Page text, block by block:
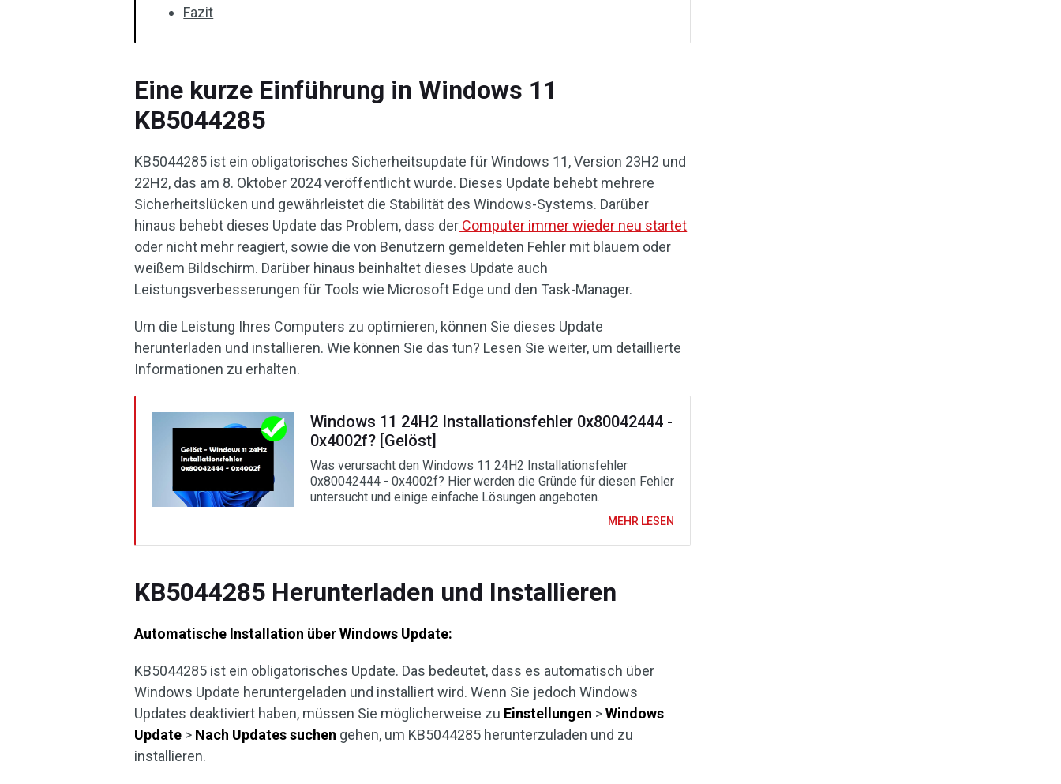
Fazit
Eine kurze Einführung in Windows 11
KB5044285
KB5044285 ist ein obligatorisches Sicherheitsupdate für Windows 11, Version 23H2 und
22H2, das am 8. Oktober 2024 veröffentlicht wurde. Dieses Update behebt mehrere
Sicherheitslücken und gewährleistet die Stabilität des Windows-Systems. Darüber
hinaus behebt dieses Update das Problem, dass der Computer immer wieder neu startet
oder nicht mehr reagiert, sowie die von Benutzern gemeldeten Fehler mit blauem oder
weißem Bildschirm. Darüber hinaus beinhaltet dieses Update auch
Leistungsverbesserungen für Tools wie Microsoft Edge und den Task-Manager.
Um die Leistung Ihres Computers zu optimieren, können Sie dieses Update
herunterladen und installieren. Wie können Sie das tun? Lesen Sie weiter, um detaillierte
Informationen zu erhalten.
Windows 11 24H2 Installationsfehler 0x80042444 -
0x4002f? [Gelöst]
Was verursacht den Windows 11 24H2 Installationsfehler
0x80042444 - 0x4002f? Hier werden die Gründe für diesen Fehler
untersucht und einige einfache Lösungen angeboten.
MEHR LESEN
KB5044285 Herunterladen und Installieren
Automatische Installation über Windows Update:
KB5044285 ist ein obligatorisches Update. Das bedeutet, dass es automatisch über
Windows Update heruntergeladen und installiert wird. Wenn Sie jedoch Windows
Updates deaktiviert haben, müssen Sie möglicherweise zu Einstellungen >Windows
Update > Nach Updates suchen gehen, um KB5044285 herunterzuladen und zu
installieren.